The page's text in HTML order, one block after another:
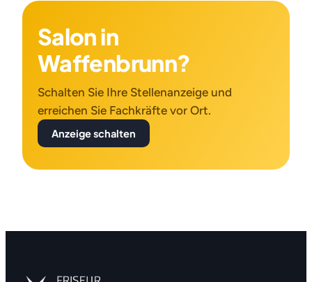
Salon in
Waffenbrunn?
Schalten Sie Ihre Stellenanzeige und
erreichen Sie Fachkräfte vor Ort.
Anzeige schalten